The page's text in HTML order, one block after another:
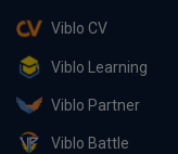
Viblo CV
Viblo Learning
Viblo Partner
Viblo Battle